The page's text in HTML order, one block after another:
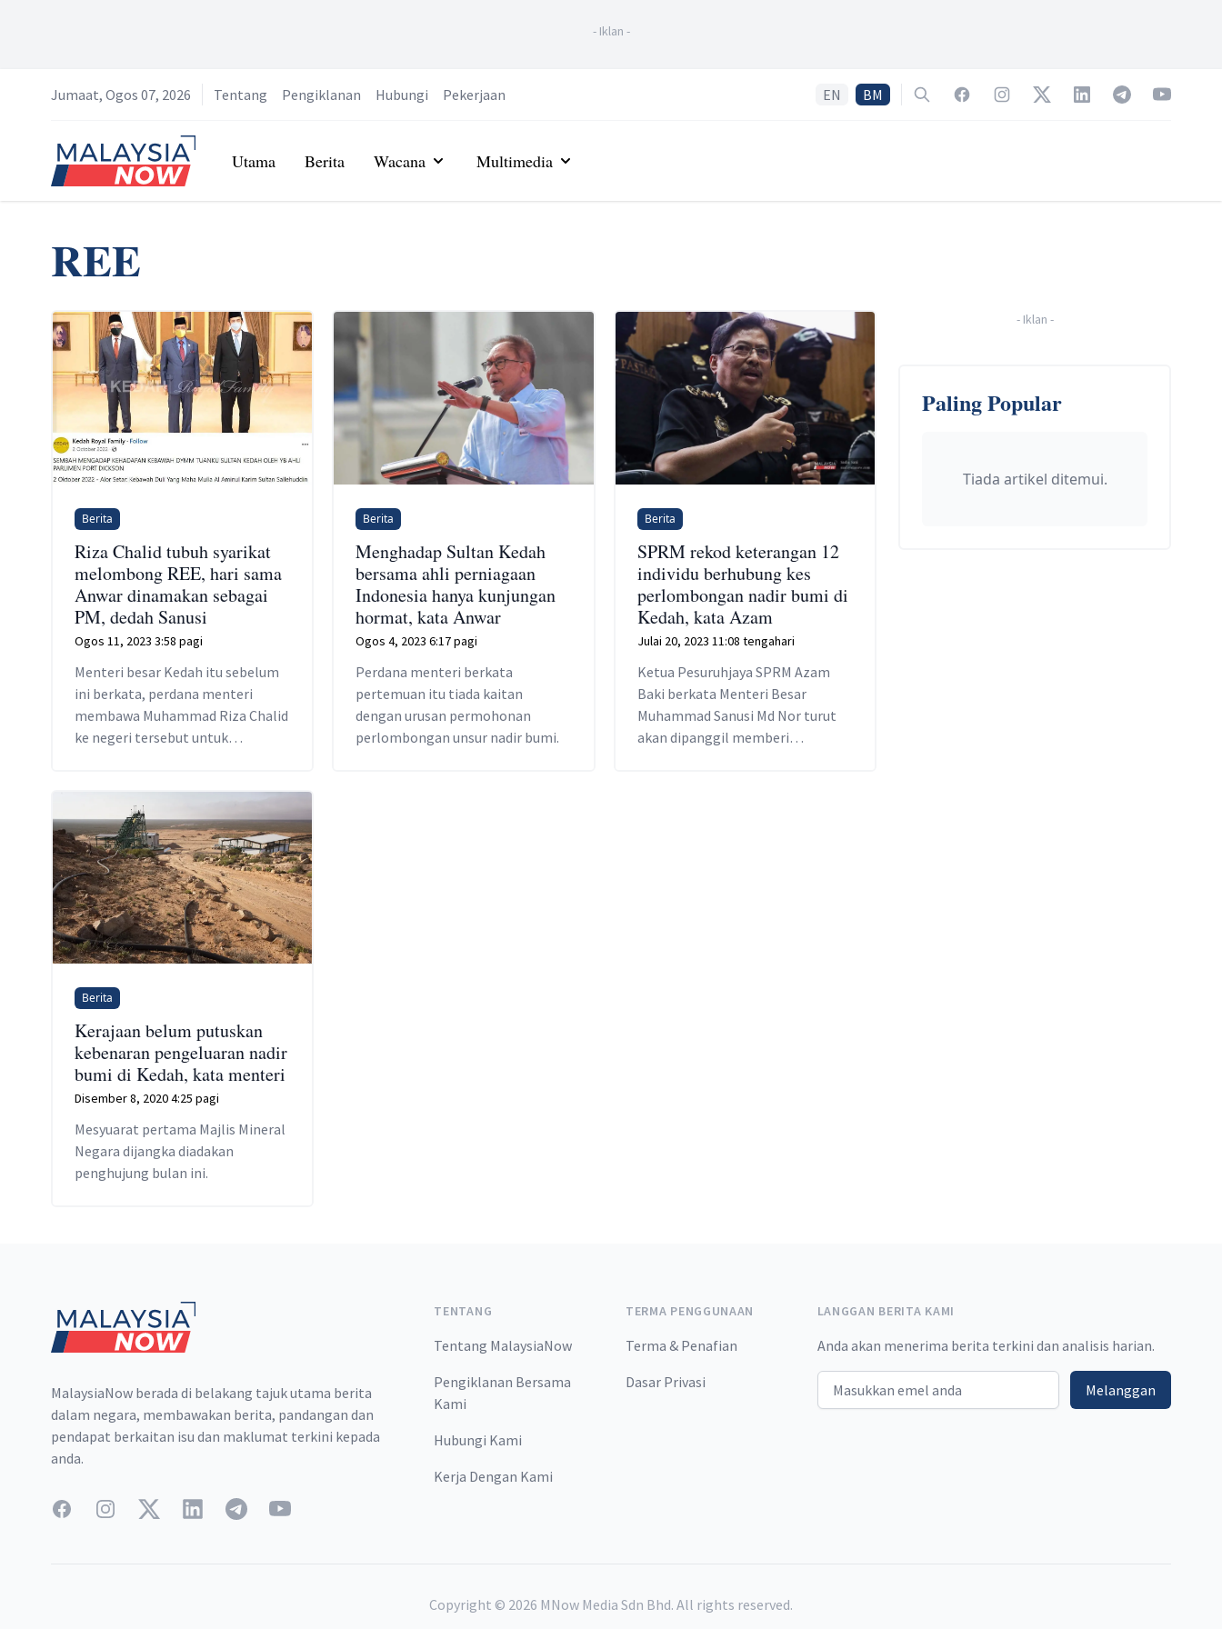
- Iklan -
Jumaat, Ogos 07, 2026 Tentang Pengiklanan Hubungi Pekerjaan EN BM SearchFacebookInstagramTwitterLinkedInTelegramYouTube
Home
Utama Berita Wacana Multimedia
REE
Berita
Riza Chalid tubuh syarikat
melombong REE, hari sama
Anwar dinamakan sebagai
PM, dedah Sanusi
Ogos 11, 2023 3:58 pagi
Menteri besar Kedah itu sebelum
ini berkata, perdana menteri
membawa Muhammad Riza Chalid
ke negeri tersebut untuk
Berita
Menghadap Sultan Kedah
bersama ahli perniagaan
Indonesia hanya kunjungan
hormat, kata Anwar
Ogos 4, 2023 6:17 pagi
Perdana menteri berkata
pertemuan itu tiada kaitan
dengan urusan permohonan
perlombongan unsur nadir bumi.
Berita
SPRM rekod keterangan 12
individu berhubung kes
perlombongan nadir bumi di
Kedah, kata Azam
Julai 20, 2023 11:08 tengahari
Ketua Pesuruhjaya SPRM Azam
Baki berkata Menteri Besar
Muhammad Sanusi Md Nor turut
akan dipanggil memberi
Berita
Kerajaan belum putuskan
kebenaran pengeluaran nadir
bumi di Kedah, kata menteri
Disember 8, 2020 4:25 pagi
Mesyuarat pertama Majlis Mineral
Negara dijangka diadakan
penghujung bulan ini.
- Iklan -
Paling Popular
Tiada artikel ditemui.
MalaysiaNow berada di belakang tajuk utama berita
dalam negara, membawakan berita, pandangan dan
pendapat berkaitan isu dan maklumat terkini kepada
anda.
FacebookInstagramTwitterLinkedInTelegramYouTube
TENTANG
Tentang MalaysiaNow
Pengiklanan Bersama
Kami
Hubungi Kami
Kerja Dengan Kami
TERMA PENGGUNAAN
Terma & Penafian
Dasar Privasi
LANGGAN BERITA KAMI
Anda akan menerima berita terkini dan analisis harian.
Email address Melanggan
Copyright © 2026 MNow Media Sdn Bhd. All rights reserved.